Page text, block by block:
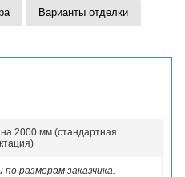
Варианты отделки
2000 мм (стандартная
размерам заказчика.